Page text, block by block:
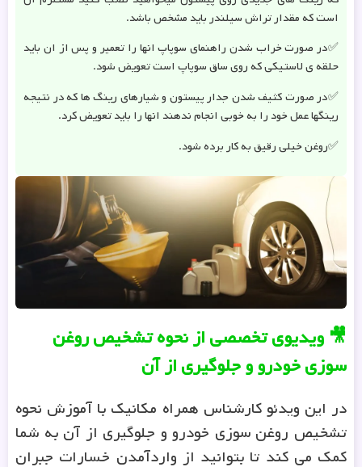
است که مقدار تراش سیلندر باید مشخص باشد.
✅در صورت خراب شدن راهنمای سوپاپ انها را تعمیر و پس از ان باید
حلقه ی لاستیکی که روی ساق سوپاپ است تعویض شود.
✅در صورت کثیف شدن جدار پیستون و شیارهای رینگ ها که در نتیجه
رینگها عمل خود را به خوبی انجام ندهند انها را باید تعویض کرد.
✅روغن خیلی رقیق به کار برده شود.
🎥 ویدیوی تخصصی از نحوه تشخیص روغن
سوزی خودرو و جلوگیری از آن
در این ویدئو کارشناس همراه مکانیک با آموزش نحوه
تشخیص روغن سوزی خودرو و جلوگیری از آن به شما
کمک می کند تا بتوانید از واردآمدن خسارات جبران